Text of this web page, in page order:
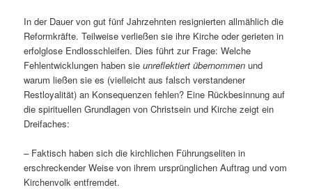
In der Dauer von gut fünf Jahrzehnten resignierten allmählich die
Reformkräfte. Teilweise verließen sie ihre Kirche oder gerieten in
erfolglose Endlosschleifen. Dies führt zur Frage: Welche
Fehlentwicklungen haben sieunreflektiert übernommen und
warum ließen sie es (vielleicht aus falsch verstandener
Restloyalität) an Konsequenzen fehlen? Eine Rückbesinnung auf
die spirituellen Grundlagen von Christsein und Kirche zeigt ein
Dreifaches:
– Faktisch haben sich die kirchlichen Führungseliten in
erschreckender Weise von ihrem ursprünglichen Auftrag und vom
Kirchenvolk entfremdet.